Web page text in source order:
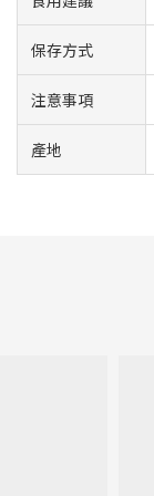
保存方式
注意事項
產地